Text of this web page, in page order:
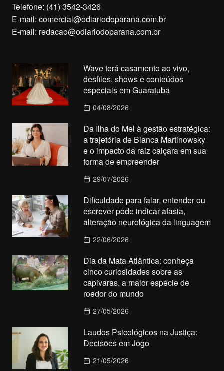
Telefone: (41) 3542-3426
E-mail: comercial@odiariodoparana.com.br
E-mail: redacao@odiariodoparana.com.br
Wave terá casamento ao vivo,
desfiles, shows e conteúdos
especiais em Guaratuba
04/08/2026
Da Ilha do Mel à gestão estratégica:
a trajetória de Bianca Martinowsky
e o impacto da raiz caiçara em sua
forma de empreender
29/07/2026
Dificuldade para falar, entender ou
escrever pode indicar afasia,
alteração neurológica da linguagem
22/06/2026
Dia da Mata Atlântica: conheça
cinco curiosidades sobre as
capivaras, a maior espécie de
roedor do mundo
27/05/2026
Laudos Psicológicos na Justiça:
Decisões em Jogo
21/05/2026